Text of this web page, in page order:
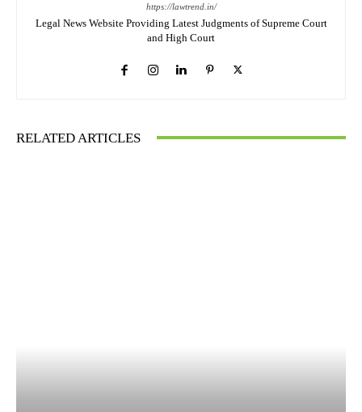
https://lawtrend.in/
Legal News Website Providing Latest Judgments of Supreme Court
and High Court
RELATED ARTICLES